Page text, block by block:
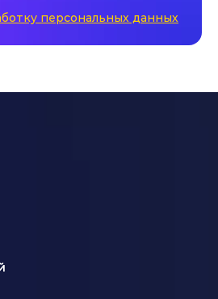
персональных данных